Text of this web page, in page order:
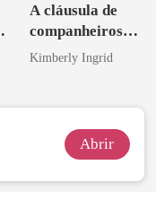
A cláusula de
companheiros
do professor
Kimberly Ingrid
Abrir